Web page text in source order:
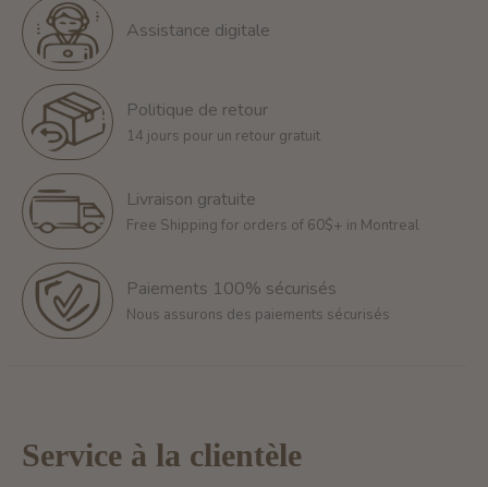
Assistance digitale
Politique de retour
14 jours pour un retour gratuit
Livraison gratuite
Free Shipping for orders of 60$+ in Montreal
Paiements 100% sécurisés
Nous assurons des paiements sécurisés
Service à la clientèle